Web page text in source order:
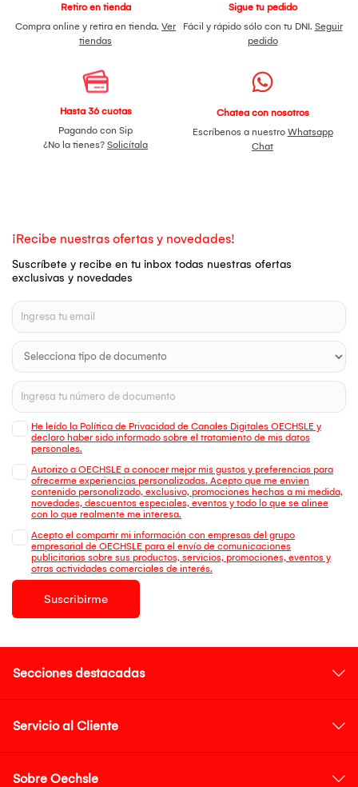
Retiro en tienda
Compra online y retira en tienda. Ver
tiendas
Sigue tu pedido
Fácil y rápido sólo con tu DNI. Seguir
pedido
Hasta 36 cuotas
Pagando con Sip
¿No la tienes? Solicítala
Chatea con nosotros
Escríbenos a nuestro Whatsapp
Chat
¡Recibe nuestras ofertas y novedades!
Suscríbete y recibe en tu inbox todas nuestras ofertas
exclusivas y novedades
He leído la Política de Privacidad de Canales Digitales OECHSLE y
declaro haber sido informado sobre el tratamiento de mis datos
personales.
Autorizo a OECHSLE a conocer mejor mis gustos y preferencias para
ofrecerme experiencias personalizadas. Acepto que me envien
contenido personalizado, exclusivo, promociones hechas a mi medida,
novedades, descuentos especiales, eventos y todo lo que se alinee
con lo que realmente me interesa.
Acepto el compartir mi información con empresas del grupo
empresarial de OECHSLE para el envío de comunicaciones
publicitarias sobre sus productos, servicios, promociones, eventos y
otras actividades comerciales de interés.
Suscribirme
Secciones destacadas
Servicio al Cliente
Sobre Oechsle